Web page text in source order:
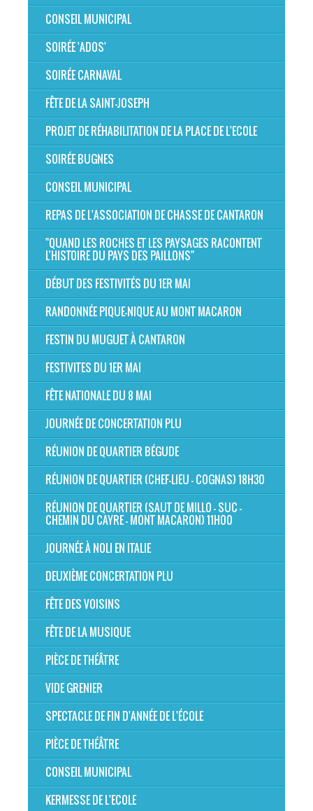
CONSEIL MUNICIPAL
SOIRÉE 'ADOS'
SOIRÉE CARNAVAL
FÊTE DE LA SAINT-JOSEPH
PROJET DE RÉHABILITATION DE LA PLACE DE L'ECOLE
SOIRÉE BUGNES
CONSEIL MUNICIPAL
REPAS DE L'ASSOCIATION DE CHASSE DE CANTARON
"QUAND LES ROCHES ET LES PAYSAGES RACONTENT
L’HISTOIRE DU PAYS DES PAILLONS"
DÉBUT DES FESTIVITÉS DU 1ER MAI
RANDONNÉE PIQUE-NIQUE AU MONT MACARON
FESTIN DU MUGUET À CANTARON
FESTIVITES DU 1ER MAI
FÊTE NATIONALE DU 8 MAI
JOURNÉE DE CONCERTATION PLU
RÉUNION DE QUARTIER BÉGUDE
RÉUNION DE QUARTIER (CHEF-LIEU - COGNAS) 18H30
RÉUNION DE QUARTIER (SAUT DE MILLO - SUC -
CHEMIN DU CAYRE - MONT MACARON) 11H00
JOURNÉE À NOLI EN ITALIE
DEUXIÈME CONCERTATION PLU
FÊTE DES VOISINS
FÊTE DE LA MUSIQUE
PIÈCE DE THÉÂTRE
VIDE GRENIER
SPECTACLE DE FIN D'ANNÉE DE L'ÉCOLE
PIÈCE DE THÉÂTRE
CONSEIL MUNICIPAL
KERMESSE DE L'ECOLE